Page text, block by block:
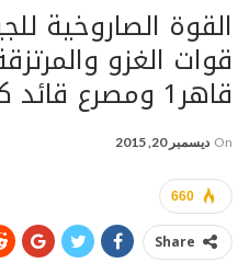
القوة الصاروخية
قوات الغزو
قاهر1 ومصرع قائد كتيبة الغزاة
On ديسمبر 20, 2015
660
Share